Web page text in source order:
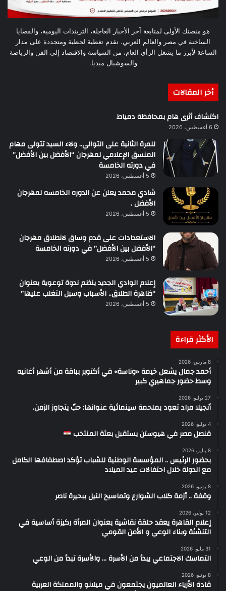
هو منصتك الأولى لمتابعة آخر الأخبار العاجلة، التريندات اليومية، والقضايا
الساخنة في مصر والعالم العربي. نقدم تغطية لحظية ومتجددة على مدار
الساعة لأبرز ما يشغل الرأي العام، من السياسة والاقتصاد إلى الفن والرياضة
والسوشيال ميديا.
أخر المقالات
اكتشاف أثرى هام بمحافظة دمياط
6 أغسطس، 2026
للمرة الثانية على التوالي.. ولاء السيد تتولى مهام
المنسق الإعلامي لمهرجان “الأفضل بين الأفضل”
في دورته الخامسة
5 أغسطس، 2026
شادي محمد يعلن عن الدوره الخامسه لمهرجان
الأفضل .
5 أغسطس، 2026
الاستعدادات على قدم وساق لانطلاق مهرجان
“الأفضل بين الأفضل” في دورته الخامسة
5 أغسطس، 2026
إعلام الوادي الجديد ينظم ندوة توعوية بعنوان
“ظاهرة الطلاق.. الأسباب وسبل التغلب عليها”
5 أغسطس، 2026
الأكثر قراءة
8 مارس، 2026
أحمد جمال يشعل خيمة «وناسة» في أكتوبر بباقة من أشهر أغانيه
وسط حضور جماهيري كبير
27 يوليو، 2026
أنجيلا مراد تعود بملحمة سينمائية عنوانها: حبٌ يتجاوز الزمن.
4 يوليو، 2026
قنصل مصر في هيوستن يستقبل بعثة المنتخب
8 يناير، 2026
بحضور الرئيس .. المؤسسة الوطنية للشباب تؤكد اصطفافها الكامل
مع الدولة خلال احتفالات عيد الميلاد
8 يونيو، 2026
وقفة .. أزمة كلاب الشوارع وتماسيح النيل ببحيرة ناصر
12 يوليو، 2026
إعلام القاهرة يعقد حلقة نقاشية بعنوان المرأة ركيزة أساسية في
التنشئة وبناء الوعي و الأمن القومي
31 مايو، 2026
التماسك الاجتماعي يبدأ من الأسرة … والأسرة تبدأ من الوعي
8 يونيو، 2026
قادة الأزياء العالميون يجتمعون في ميلانو والمملكة العربية